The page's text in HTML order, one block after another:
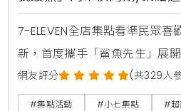
鯊魚先生絨毛娃娃，粉絲搶
7-ELEVEN全店集點看準民眾喜
新，首度攜手「鯊魚先生」展
月5日下午15點起至10月9日止
活動，消費不限金額，結帳時
網友評分 (共329人
#集點活動 #小七集點 #超